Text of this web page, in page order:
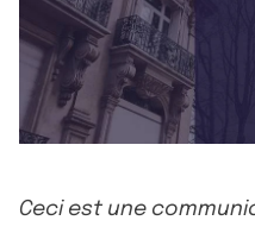
Ceci est une